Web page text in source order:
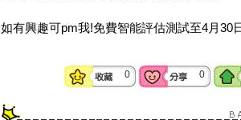
如有興趣可pm我!免費智能評估測試至4月30日
0 0